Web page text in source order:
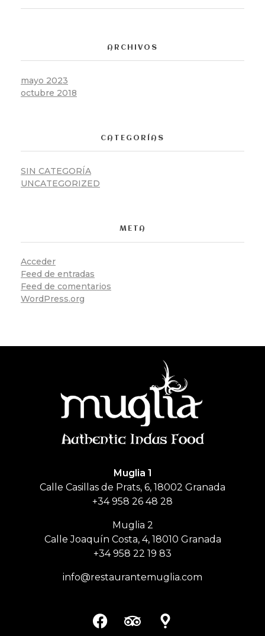
ARCHIVOS
mayo 2023
octubre 2018
CATEGORÍAS
SIN CATEGORÍA
UNCATEGORIZED
META
Acceder
Feed de entradas
Feed de comentarios
WordPress.org
Muglia 1
Calle Casillas de Prats, 6, 18002 Granada
+34 958 26 48 28
Muglia 2
Calle Joaquín Costa, 4, 18010 Granada
+34 958 22 19 83
info@restaurantemuglia.com